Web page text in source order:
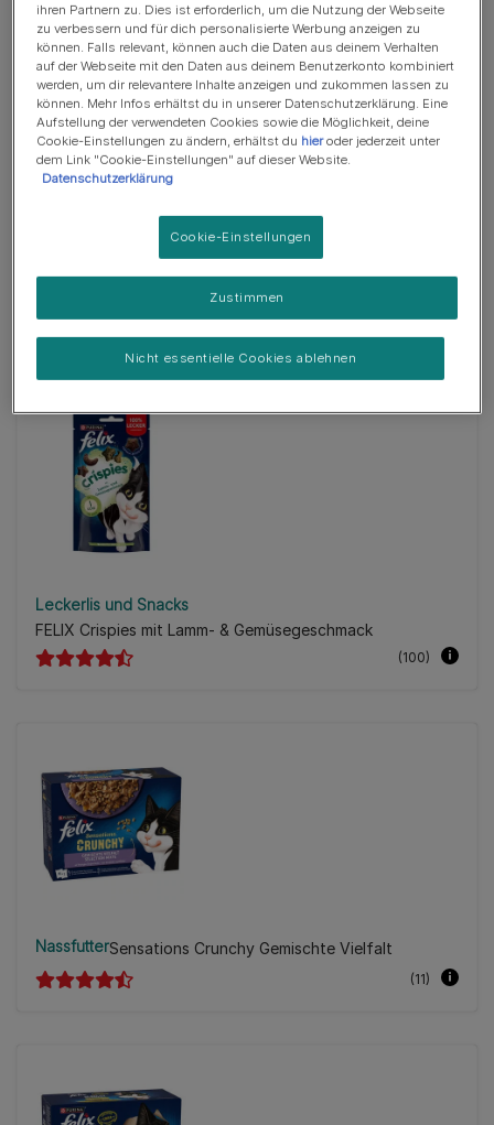
PRO PLAN DELICATE in Soße Nassfutter mit Truthahn
(222)
Leckerlis und Snacks
FELIX Crispies mit Lamm- & Gemüsegeschmack
(100)
NassfutterSensations Crunchy Gemischte Vielfalt
(11)
ihren Partnern zu. Dies ist erforderlich, um die Nutzung der Webseite
zu verbessern und für dich personalisierte Werbung anzeigen zu
können. Falls relevant, können auch die Daten aus deinem Verhalten
auf der Webseite mit den Daten aus deinem Benutzerkonto kombiniert
werden, um dir relevantere Inhalte anzeigen und zukommen lassen zu
können. Mehr Infos erhältst du in unserer Datenschutzerklärung. Eine
Aufstellung der verwendeten Cookies sowie die Möglichkeit, deine
Cookie-Einstellungen zu ändern, erhältst du hieroder jederzeit unter
dem Link "Cookie-Einstellungen" auf dieser Website.
Datenschutzerklärung
Cookie-Einstellungen
Nicht essentielle Cookies ablehnen
Zustimmen